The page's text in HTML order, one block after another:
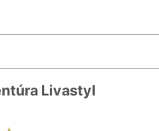
Livastyl